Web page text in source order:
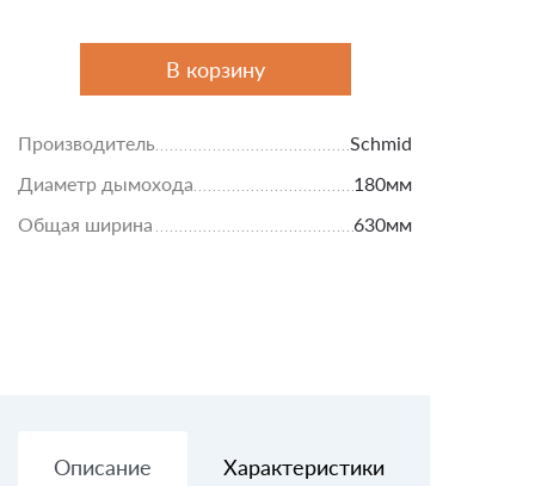
В корзину
Производитель
Schmid
Диаметр дымохода
180мм
Общая ширина
630мм
Описание Характеристики